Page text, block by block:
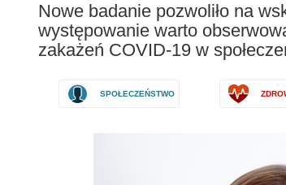
Nowe badanie pozwoliło na
występowanie warto
zakażeń COVID-19 w
SPOŁECZEŃSTWO